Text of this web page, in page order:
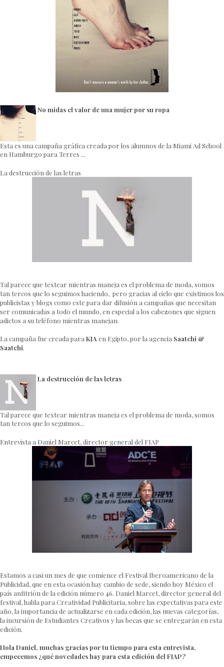
No midas el valor de una mujer por su ropa
Esta es una campaña gráfica creada por los alumnos de la Miami Ad School
en Hamburgo para Terres ...
La destrucción de las letras
Tal parece que textear mientras maneja es el problema de moda, somos
tan tercos que lo seguimos haciendo, pero gracias al cielo que existimos los
publicistas y blogs como este para dar difusión a campañas que necesitan
ser comunicadas a todo el mundo, en especial a los cabezones que siguen
adictos a su teléfono mientras manejan.
La campaña fue creada para KIA en Egipto, por la agencia Saatchi &
Saatchi.
La destrucción de las letras
Tal parece que textear mientras maneja es el problema de moda, somos
tan tercos que lo seguimos...
Entrevista a Daniel Marcet, director general del FIAP
Estamos a casi un mes de que comience el Festival Iberoamericano de la
Publicidad, que en esta ocasión hay cambio de sede, siendo hoy México el
país anfitrión de la edición número 46. Daniel Marcet, director general del
festival, habla para Creatividad Publicitaria, sobre las expectativas para este
año, la importancia de actualizarse en cada edición, las nuevas categorías,
la incursión de Estudiantes Creativos y las becas que se entregarán en esta
edición.
Hola Daniel, muchas gracias por tu tiempo para esta entrevista,
empecemos ¿qué novedades hay para esta edición del FIAP?